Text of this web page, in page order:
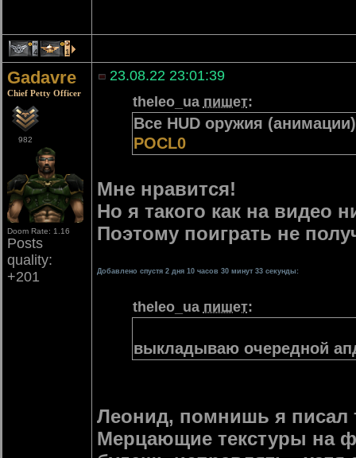
4 1
Gadavre
Chief Petty Officer
982
Doom Rate: 1.16
Posts
quality:
+201
23.08.22 23:01:39
theleo_ua пишет:
Все HUD оружия
POCL0
Мне нравится!
Но я такого как на видео
Поэтому поиграть не
Добавлено спустя 2 дня 10 часов 30 минут 33 секунды:
theleo_ua пишет:
выкладываю очередной
Леонид, помнишь я писал
Мерцающие текстуры на